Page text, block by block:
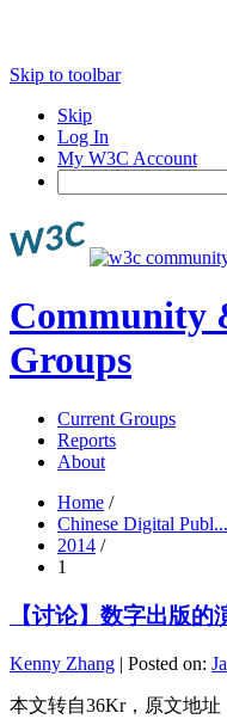
Skip to toolbar
Skip
Log In
My W3C Account
Community
Groups
Current Groups
Reports
About
Home /
Chinese Digital Publ...
2014 /
1
【讨论】数字出版的
Kenny Zhang | Posted on:
本文转自36Kr，原文地址